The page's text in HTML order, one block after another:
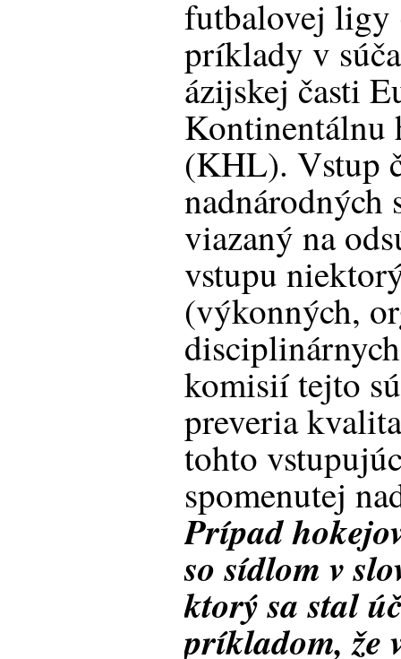
futbalovej
príklady v
ázijskej časti
(KHL). Vstup
nadnárodných
viazaný na
vstupu
(výkonných,
komisií tejto
preveria
tohto
spomenutej
Prípad
so sídlom v
ktorý sa stal
príkladom, že